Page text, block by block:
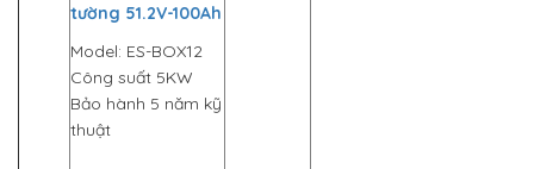
tường 51.2V-100Ah
Model: ES-BOX12
Công suất 5KW
Bảo hành 5 năm kỹ
thuật